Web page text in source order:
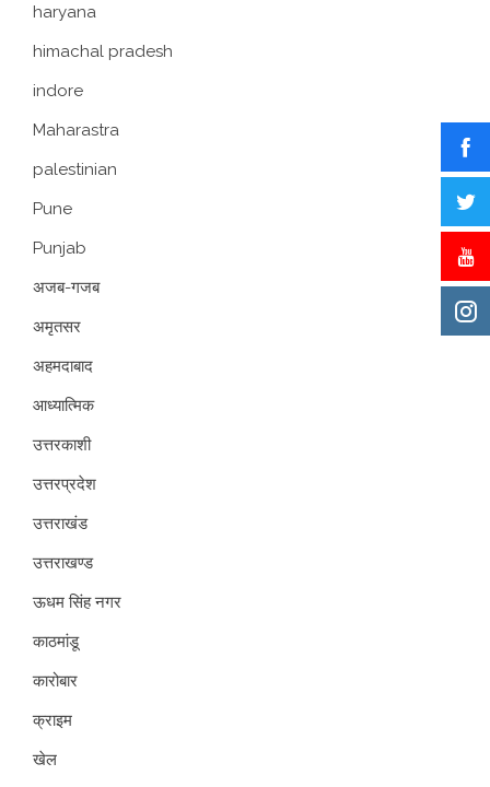
haryana
himachal pradesh
indore
Maharastra
palestinian
Pune
Punjab
अजब-गजब
अमृतसर
अहमदाबाद
आध्यात्मिक
उत्तरकाशी
उत्तरप्रदेश
उत्तराखंड
उत्तराखण्ड
ऊधम सिंह नगर
काठमांडू
कारोबार
क्राइम
खेल